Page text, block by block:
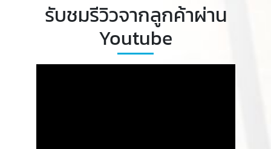
รับชมรีวิวจากลูกค้าผ่าน
Youtube